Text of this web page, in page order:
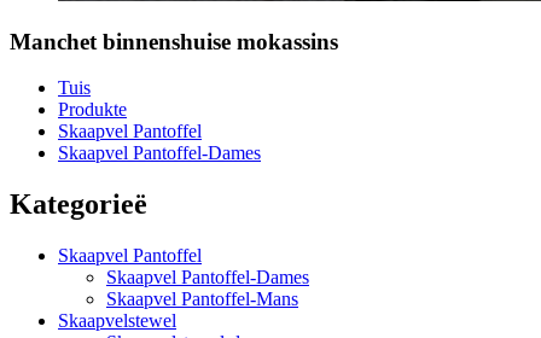
Manchet binnenshuise mokassins
Tuis
Produkte
Skaapvel Pantoffel
Skaapvel Pantoffel-Dames
Kategorieë
Skaapvel Pantoffel
Skaapvel Pantoffel-Dames
Skaapvel Pantoffel-Mans
Skaapvelstewel